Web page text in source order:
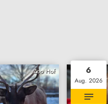
Zoo Hof 6
Aug. 2026